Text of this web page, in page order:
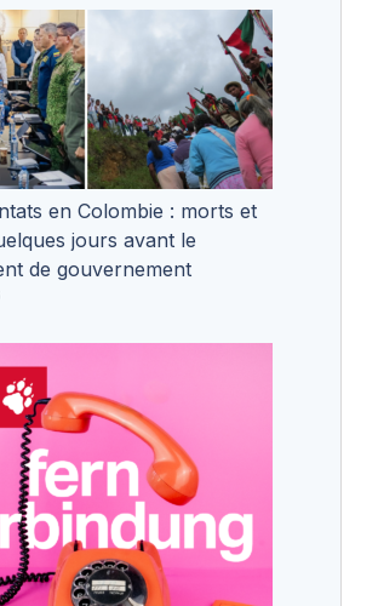
en Colombie : morts et
jours avant le
de gouvernement